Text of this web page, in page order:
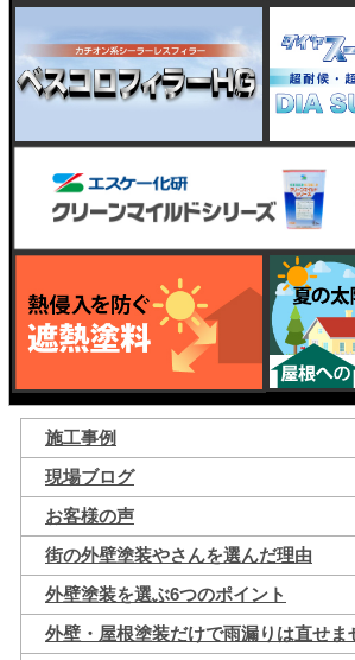
施工事例
現場ブログ
お客様の声
街の外壁塗装やさんを選んだ理由
外壁塗装を選ぶ6つのポイント
外壁・屋根塗装だけで雨漏りは直せま